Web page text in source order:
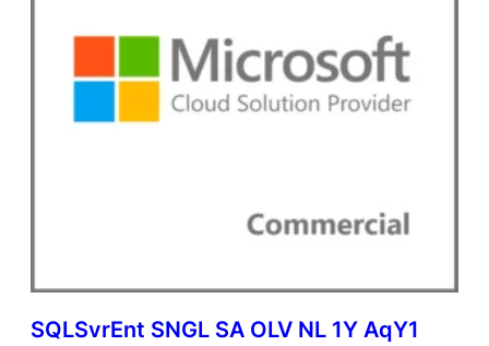
SQLSvrEnt SNGL SA OLV NL 1Y AqY1